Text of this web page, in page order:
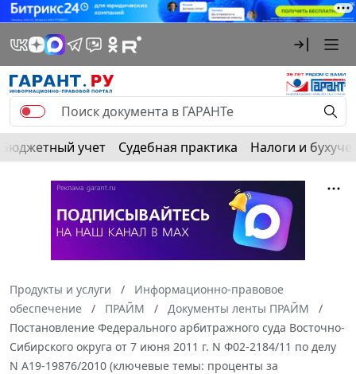
Бюджетный учет Судебная практика Налоги и
Продукты и услуги
Информационно-правовое
обеспечение
ПРАЙМ
Документы ленты ПРАЙМ
Постановление Федерального арбитражного суда Восточно-
Сибирского округа от 7 июня 2011 г. N Ф02-2184/11 по делу
N А19-19876/2010 (ключевые темы: проценты за